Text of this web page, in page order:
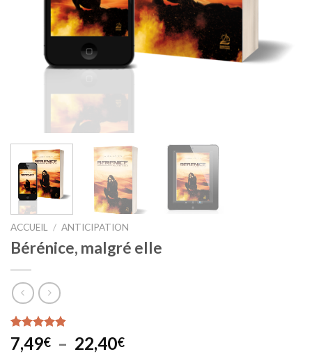
ACCUEIL / ANTICIPATION
Bérénice, malgré elle
Noté4.50
sur 5 basé
4
7,49€ – 22,40€Plage